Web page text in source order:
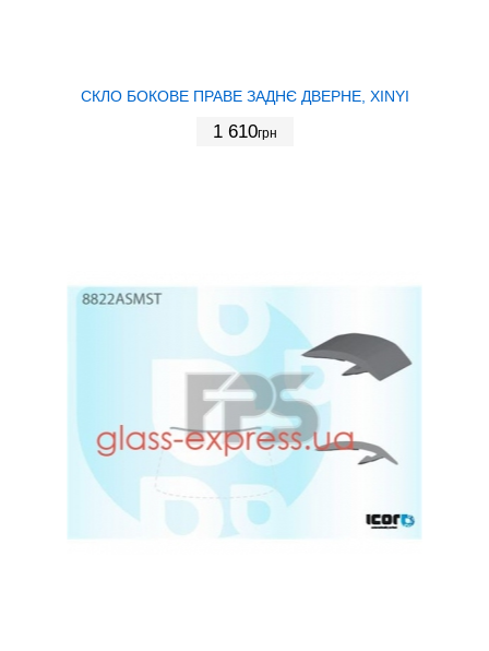
СКЛО БОКОВЕ ПРАВЕ ЗАДНЄ ДВЕРНЕ, XINYI
1 610грн